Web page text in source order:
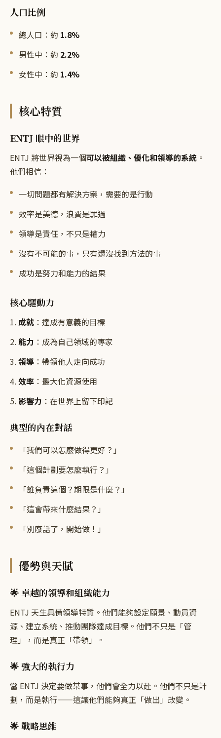
人口比例
總人口：約 1.8%
男性中：約 2.2%
女性中：約 1.4%
核心特質
ENTJ 眼中的世界
ENTJ 將世界視為一個可以被組織、優化和領導的系統 。
他們相信：
一切問題都有解決方案，需要的是行動
效率是美德，浪費是罪過
領導是責任，不只是權力
沒有不可能的事，只有還沒找到方法的事
成功是努力和能力的結果
核心驅動力
1. 成就 ：達成有意義的目標
2. 能力 ：成為自己領域的專家
3. 領導 ：帶領他人走向成功
4. 效率 ：最大化資源使用
5. 影響力 ：在世界上留下印記
典型的內在對話
「我們可以怎麼做得更好？」
「這個計劃要怎麼執行？」
「誰負責這個？期限是什麼？」
「這會帶來什麼結果？」
「別廢話了，開始做！」
優勢與天賦
🌟 卓越的領導和組織能力
ENTJ 天生具備領導特質。他們能夠設定願景、動員資
源、建立系統、推動團隊達成目標。他們不只是「管
理」，而是真正「帶領」。
🌟 強大的執行力
當 ENTJ 決定要做某事，他們會全力以赴。他們不只是計
劃，而是執行——這讓他們能夠真正「做出」改變。
🌟 戰略思維